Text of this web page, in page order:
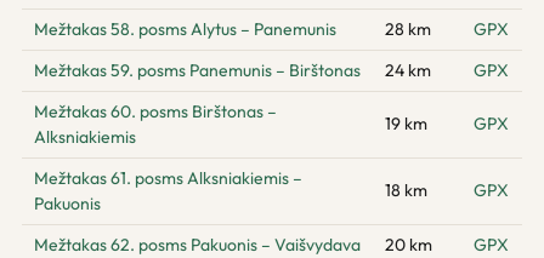
Mežtakas 58. posms Alytus – Panemunis
28 km
GPX
Mežtakas 59. posms Panemunis – Birštonas
24 km
GPX
Mežtakas 60. posms Birštonas –
Alksniakiemis
19 km GPX
Mežtakas 61. posms Alksniakiemis –
Pakuonis
18 km GPX
Mežtakas 62. posms Pakuonis – Vaišvydava 20 km
GPX